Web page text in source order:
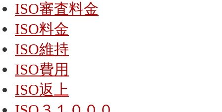
ISO審査料金
ISO料金
ISO維持
ISO費用
ISO返上